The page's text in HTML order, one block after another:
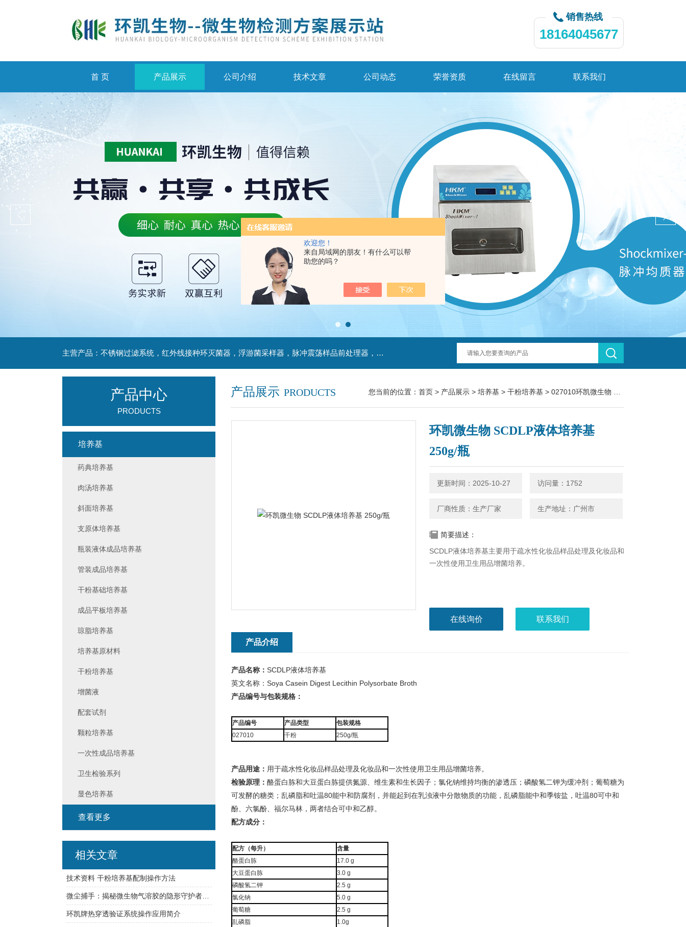
欢迎您！
来自局域网的朋友！有什么可以帮
助您的吗？
销售热线
18164045677
首 页 产品展示 公司介绍 技术文章 公司动态 荣誉资质 在线留言 联系我们
主营产品：不锈钢过滤系统，红外线接种环灭菌器，浮游菌采样器，脉冲震荡样品前处理器，数字化智能电热鼓风干燥箱，数字化智能电热恒温培养箱，实验室设备及环境温湿度监测系统，洁净工作台等实验设仪器设备。
产品展示 PRODUCTS 您当前的位置： 首页 > 产品展示 > 培养基 > 干粉培养基 > 027010环凯微生物 SCDLP液体培养基 250g/瓶
环凯微生物 SCDLP液体培养基
250g/瓶
更新时间：2025-10-27 访问量：1752
厂商性质：生产厂家 生产地址：广州市
简要描述：
SCDLP液体培养基主要用于疏水性化妆品样品处理及化妆品和
一次性使用卫生用品增菌培养。
在线询价 联系我们
产品介绍
产品名称： SCDLP液体培养基
英文名称：Soya Casein Digest Lecithin Polysorbate Broth
产品编号与包装规格：
产品编号 产品类型
包装规格
027010
干粉 250g/瓶
产品用途： 用于疏水性化妆品样品处理及化妆品和一次性使用卫生用品增菌培养。
检验原理： 酪蛋白胨和大豆蛋白胨提供氮源、维生素和生长因子；氯化钠维持均衡的渗透压；磷酸氢二钾为缓冲剂；葡萄糖为
可发酵的糖类；乱磷脂和吐温80能中和防腐剂，并能起到在乳浊液中分散物质的功能，乱磷脂能中和季铵盐，吐温80可中和
酚、六氯酚、福尔马林，两者结合可中和乙醇。
配方成分：
配方（每升）
含量
酪蛋白胨
17.0 g
大豆蛋白胨
3.0 g
磷酸氢二钾
2.5 g
氯化钠
5.0 g
葡萄糖
2.5 g
乱磷脂
1.0g
产品中心
PRODUCTS
培养基
药典培养基
肉汤培养基
斜面培养基
支原体培养基
瓶装液体成品培养基
管装成品培养基
干粉基础培养基
成品平板培养基
琼脂培养基
培养基原材料
干粉培养基
增菌液
配套试剂
颗粒培养基
一次性成品培养基
卫生检验系列
显色培养基
查看更多
相关文章
技术资料 干粉培养基配制操作方法
微尘捕手：揭秘微生物气溶胶的隐形守护者——高精度采样器探秘
环凯牌热穿透验证系统操作应用简介